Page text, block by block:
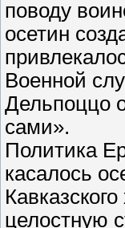
поводу
осетин
Военной
Дельпоццо
сами».
Политика
касалось
целостную